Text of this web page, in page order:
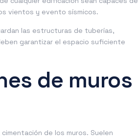
vientos y evento sísmicos.
las estructuras de tuberías,
garantizar el espacio suficiente
de muros
de los muros. Suelen